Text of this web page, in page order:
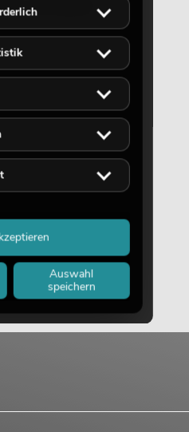
Artikel
Auswahl
speichern